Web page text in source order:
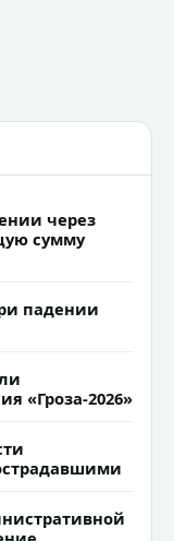
через
сумму
падении
«Гроза-2026»